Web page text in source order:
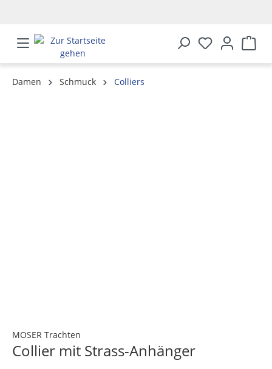
Damen Schmuck
Colliers
MOSER Trachten
Collier mit Strass-Anhänger